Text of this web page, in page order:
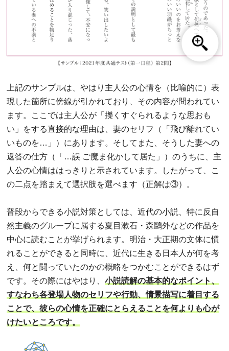
上記のサンプルは、やはり主人公の心情を（比喩的に）表
現した箇所に傍線が引かれており、その内容が問われてい
ます。ここでは主人公が「擽くすぐられるような思おも
い」をする直接的な理由は、妻のセリフ（「飛び離れてい
いものを…」）にあります。そしてまた、そうした妻への
返答の仕方（「…誤 ご魔ま化かして居た」）のうちに、主
人公の心情ははっきりと示されています。したがって、こ
の二点を踏まえて選択肢を選べます（正解は③）。
普段からできる小説対策としては、近代の小説、特に反自
然主義のグループに属する夏目漱石・森鷗外などの作品を
中心に読むことが挙げられます。明治・大正期の文体に慣
れることができると同時に、近代に生きる日本人が何を考
え、何と闘っていたのかの概略をつかむことができるはず
です。その際にはやはり、小説読解の基本的なポイント、
すなわち各登場人物のセリフや行動、情景描写に着目する
ことで、彼らの心情を正確にとらえることを何よりも心が
けたいところです。